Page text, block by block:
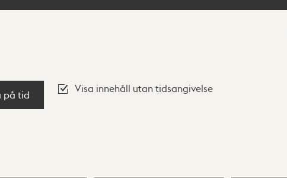
på tid
Visa innehåll utan tidsangivelse